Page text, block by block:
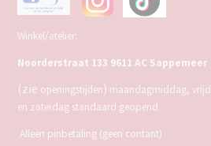
Winkel/atelier:
Noorderstraat 133 9611 AC Sappemeer
(zie openingstijden) maandagmiddag,
en zaterdag standaard geopend
Alleen pinbetaling (geen contant)